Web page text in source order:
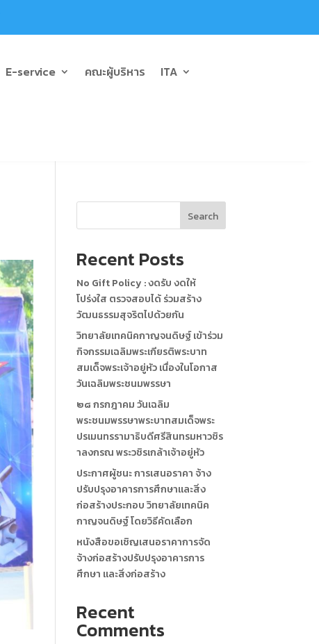
E-service คณะผู้บริหาร ITA
Search
Recent Posts
No Gift Policy : งดรับ งดให้
โปร่งใส ตรวจสอบได้ ร่วมสร้าง
วัฒนธรรมสุจริตไปด้วยกัน
วิทยาลัยเทคนิคกาญจนดิษฐ์ เข้าร่วม
กิจกรรมเฉลิมพระเกียรติพระบาท
สมเด็จพระเจ้าอยู่หัว เนื่องในโอกาส
วันเฉลิมพระชนมพรรษา
๒๘ กรกฎาคม วันเฉลิม
พระชนมพรรษาพระบาทสมเด็จพระ
ปรเมนทรรามาธิบดีศรีสินทรมหาวชิร
าลงกรณ พระวชิรเกล้าเจ้าอยู่หัว
ประกาศผู้ชนะ การเสนอราคา จ้าง
ปรับปรุงอาคารการศึกษาและสิ่ง
ก่อสร้างประกอบ วิทยาลัยเทคนิค
กาญจนดิษฐ์ โดยวิธีคัดเลือก
หนังสือขอเชิญเสนอราคาการจัด
จ้างก่อสร้างปรับปรุงอาคารการ
ศึกษา และสิ่งก่อสร้าง
Recent
Comments